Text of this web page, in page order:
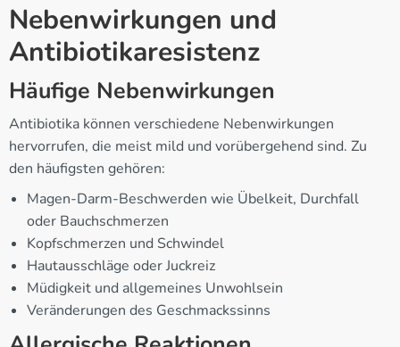
Nebenwirkungen und
Antibiotikaresistenz
Häufige Nebenwirkungen
Antibiotika können verschiedene Nebenwirkungen
hervorrufen, die meist mild und vorübergehend sind. Zu
den häufigsten gehören:
Magen-Darm-Beschwerden wie Übelkeit, Durchfall
oder Bauchschmerzen
Kopfschmerzen und Schwindel
Hautausschläge oder Juckreiz
Müdigkeit und allgemeines Unwohlsein
Veränderungen des Geschmackssinns